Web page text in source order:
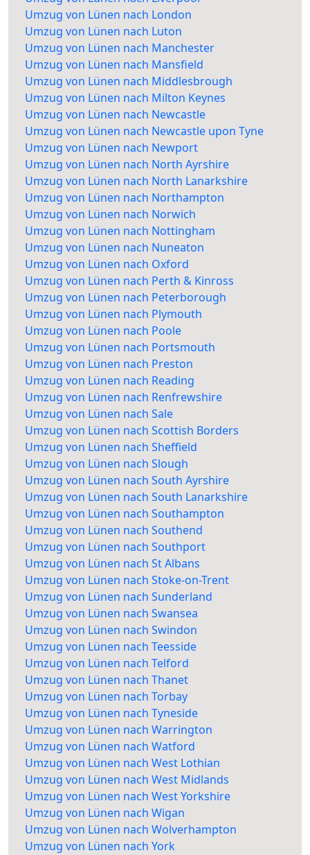
Umzug von Lünen nach London
Umzug von Lünen nach Luton
Umzug von Lünen nach Manchester
Umzug von Lünen nach Mansfield
Umzug von Lünen nach Middlesbrough
Umzug von Lünen nach Milton Keynes
Umzug von Lünen nach Newcastle
Umzug von Lünen nach Newcastle upon Tyne
Umzug von Lünen nach Newport
Umzug von Lünen nach North Ayrshire
Umzug von Lünen nach North Lanarkshire
Umzug von Lünen nach Northampton
Umzug von Lünen nach Norwich
Umzug von Lünen nach Nottingham
Umzug von Lünen nach Nuneaton
Umzug von Lünen nach Oxford
Umzug von Lünen nach Perth & Kinross
Umzug von Lünen nach Peterborough
Umzug von Lünen nach Plymouth
Umzug von Lünen nach Poole
Umzug von Lünen nach Portsmouth
Umzug von Lünen nach Preston
Umzug von Lünen nach Reading
Umzug von Lünen nach Renfrewshire
Umzug von Lünen nach Sale
Umzug von Lünen nach Scottish Borders
Umzug von Lünen nach Sheffield
Umzug von Lünen nach Slough
Umzug von Lünen nach South Ayrshire
Umzug von Lünen nach South Lanarkshire
Umzug von Lünen nach Southampton
Umzug von Lünen nach Southend
Umzug von Lünen nach Southport
Umzug von Lünen nach St Albans
Umzug von Lünen nach Stoke-on-Trent
Umzug von Lünen nach Sunderland
Umzug von Lünen nach Swansea
Umzug von Lünen nach Swindon
Umzug von Lünen nach Teesside
Umzug von Lünen nach Telford
Umzug von Lünen nach Thanet
Umzug von Lünen nach Torbay
Umzug von Lünen nach Tyneside
Umzug von Lünen nach Warrington
Umzug von Lünen nach Watford
Umzug von Lünen nach West Lothian
Umzug von Lünen nach West Midlands
Umzug von Lünen nach West Yorkshire
Umzug von Lünen nach Wigan
Umzug von Lünen nach Wolverhampton
Umzug von Lünen nach York